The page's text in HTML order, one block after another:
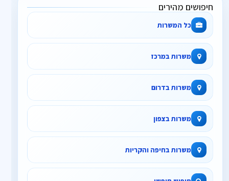
חיפושים מהירים
כל המשרות
משרות במרכז
משרות בדרום
משרות בצפון
משרות בחיפה והקריות